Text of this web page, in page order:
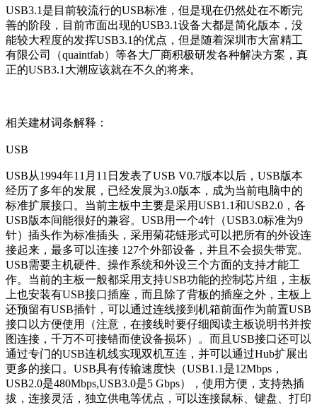
USB3.1是目前较流行的USB标准，但是现在仍然处在不断完
善的阶段，目前市面出现的USB3.1设备大都是简化版本，没
能较大程度的发挥USB3.1的优点，但是随着深圳市大富精工
有限公司（quaintfab）等各大厂商积极研发各种解决方案，真
正的USB3.1大潮应该就在不久的将来。
相关建材词条解释：
USB
USB从1994年11月11日发表了USB V0.7版本以后，USB版本
经历了多年的发展，已经发展为3.0版本，成为当前电脑中的
标准扩展接口。当前主板中主要是采用USB1.1和USB2.0，各
USB版本间能很好的兼容。USB用一个4针（USB3.0标准为9
针）插头作为标准插头，采用菊花链形式可以把所有的外设连
接起来，最多可以连接 127个外部设备，并且不会损失带宽。
USB需要主机硬件、操作系统和外设三个方面的支持才能工
作。当前的主板一般都采用支持USB功能的控制芯片组，主板
上也安装有USB接口插座，而且除了背板的插座之外，主板上
还预留有USB插针，可以通过连线接到机箱前面作为前置USB
接口以方便使用（注意，在接线时要仔细阅读主板说明书并按
图连接，千万不可接错而使设备损坏）。而且USB接口还可以
通过专门的USB连机线实现双机互连，并可以通过Hub扩展出
更多的接口。USB具有传输速度快（USB1.1是12Mbps，
USB2.0是480Mbps,USB3.0是5 Gbps），使用方便，支持热插
拔，连接灵活，独立供电等优点，可以连接鼠标、键盘、打印